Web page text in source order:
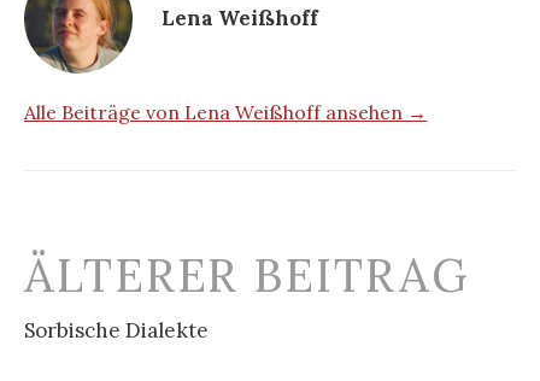
Lena Weißhoff
Alle Beiträge von Lena Weißhoff ansehen →
Beitrags-
ÄLTERER BEITRAG
Sorbische Dialekte